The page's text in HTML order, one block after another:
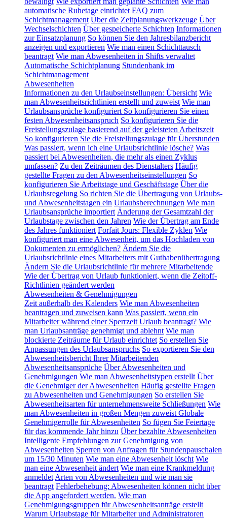
automatische Ruhetage einrichtet FAQ zum
Schichtmanagement Über die Zeitplanungswerkzeuge Über
Wechselschichten Über gespeicherte Schichten Informationen
zur Einsatzplanung So können Sie den Jahresbilanzbericht
anzeigen und exportieren Wie man einen Schichttausch
beantragt Wie man Abwesenheiten in Shifts verwaltet
Automatische Schichtplanung Stundenbank im
Schichtmanagement
Abwesenheiten
Informationen zu den Urlaubseinstellungen: Übersicht Wie
man Abwesenheitsrichtlinien erstellt und zuweist Wie man
Urlaubsansprüche konfiguriert So konfigurieren Sie einen
festen Abwesenheitsanspruch So konfigurieren Sie die
Freistellungszulage basierend auf der geleisteten Arbeitszeit
So konfigurieren Sie die Freistellungszulage für Überstunden
Was passiert, wenn ich eine Urlaubsrichtlinie lösche? Was
passiert bei Abwesenheiten, die mehr als einen Zyklus
umfassen? Zu den Zeiträumen des Dienstalters Häufig
gestellte Fragen zu den Abwesenheitseinstellungen So
konfigurieren Sie Arbeitstage und Geschäftstage Über die
Urlaubsregelung So richten Sie die Übertragung von Urlaubs-
und Abwesenheitstagen ein Urlaubsberechnungen Wie man
Urlaubsansprüche importiert Änderung der Gesamtzahl der
Urlaubstage zwischen den Jahren Wie der Übertrag am Ende
des Jahres funktioniert Forfait Jours: Flexible Zyklen Wie
konfiguriert man eine Abwesenheit, um das Hochladen von
Dokumenten zu ermöglichen? Ändern Sie die
Urlaubsrichtlinie eines Mitarbeiters mit Guthabenübertragung
Ändern Sie die Urlaubsrichtlinie für mehrere Mitarbeitende
Wie der Übertrag von Urlaub funktioniert, wenn die Zeitoff-
Richtlinien geändert werden
Abwesenheiten & Genehmigungen
Zeit außerhalb des Kalenders Wie man Abwesenheiten
beantragen und zuweisen kann Was passiert, wenn ein
Mitarbeiter während einer Sperrzeit Urlaub beantragt? Wie
man Urlaubsanträge genehmigt und ablehnt Wie man
blockierte Zeiträume für Urlaub einrichtet So erstellen Sie
Anpassungen des Urlaubsanspruchs So exportieren Sie den
Abwesenheitsbericht Ihrer Mitarbeitenden
Abwesenheitsansprüche Über Abwesenheiten und
Genehmigungen Wie man Abwesenheitstypen erstellt Über
die Genehmiger der Abwesenheiten Häufig gestellte Fragen
zu Abwesenheiten und Genehmigungen So erstellen Sie
Abwesenheitsarten für unternehmensweite Schließungen Wie
man Abwesenheiten in großen Mengen zuweist Globale
Genehmigerrolle für Abwesenheiten So fügen Sie Feiertage
für das kommende Jahr hinzu Über bezahlte Abwesenheiten
Intelligente Empfehlungen zur Genehmigung von
Abwesenheiten Sperren von Anfragen für Stundenpauschalen
um 15/30 Minuten Wie man eine Abwesenheit löscht Wie
man eine Abwesenheit ändert Wie man eine Krankmeldung
anmeldet Arten von Abwesenheiten und wie man sie
beantragt Fehlerbehebung: Abwesenheiten können nicht über
die App angefordert werden. Wie man
Genehmigungsgruppen für Abwesenheitsanträge erstellt
Warum Urlaubstage für Mitarbeiter und Administratoren